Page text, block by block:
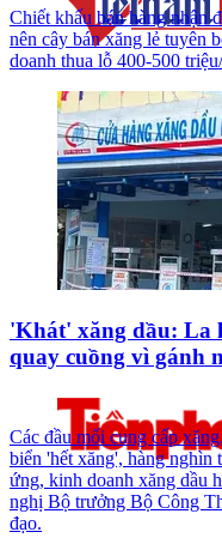
Chiết khấu bán hàng nhận
nên cây bán xăng lẻ tuyên
doanh thua lỗ 400-500
'Khát' xăng dầu: La
quay cuồng vì gánh
Các đầu mối cung cấp
biển 'hết xăng', hàng nghìn
ứng, kinh doanh xăng dầu
nghị Bộ trưởng Bộ Công
đạo.